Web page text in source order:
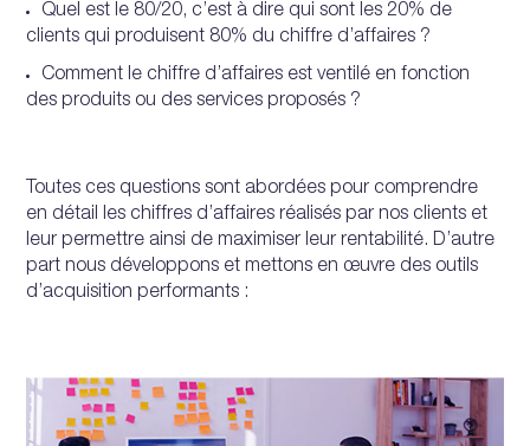
Quel est le 80/20, c’est à dire qui sont les 20% de
clients qui produisent 80% du chiffre d’affaires ?
Comment le chiffre d’affaires est ventilé en fonction
des produits ou des services proposés ?
Toutes ces questions sont abordées pour comprendre
en détail les chiffres d’affaires réalisés par nos clients et
leur permettre ainsi de maximiser leur rentabilité. D’autre
part nous développons et mettons en œuvre des outils
d’acquisition performants :